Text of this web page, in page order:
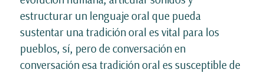
estructurar un lenguaje oral que pueda
sustentar una tradición oral es vital para los
pueblos, sí, pero de conversación en
conversación esa tradición oral es susceptible de